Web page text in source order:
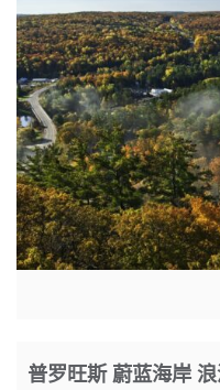
普罗旺斯 蔚蓝海岸